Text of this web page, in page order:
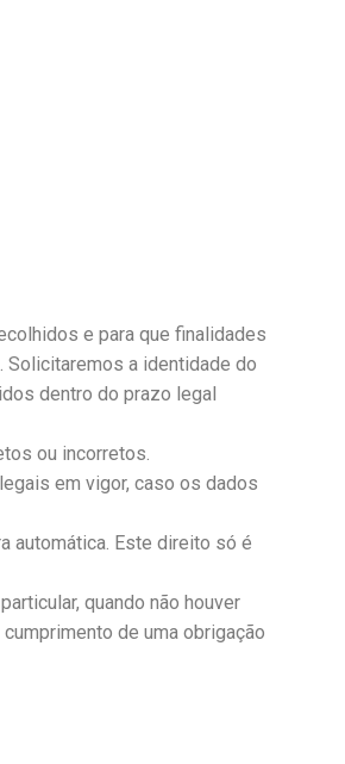
e para que finalidades
Solicitaremos a identidade do
dentro do prazo legal
ou incorretos.
em vigor, caso os dados
automática. Este direito só é
quando não houver
de uma obrigação